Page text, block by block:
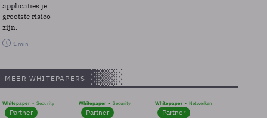
applicaties je
grootste risico
zijn.
1 min
MEER WHITEPAPERS
Whitepaper Security
Partner
Whitepaper Security
Partner
Whitepaper Netwerken
Partner